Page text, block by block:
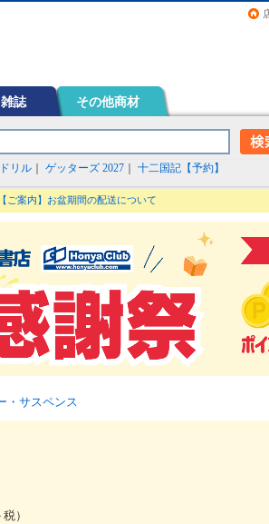
雑誌 その他商材
リル ゲッターズ 2027 十二国記【予約】
【ご案内】お盆期間の配送について
・サスペンス
）